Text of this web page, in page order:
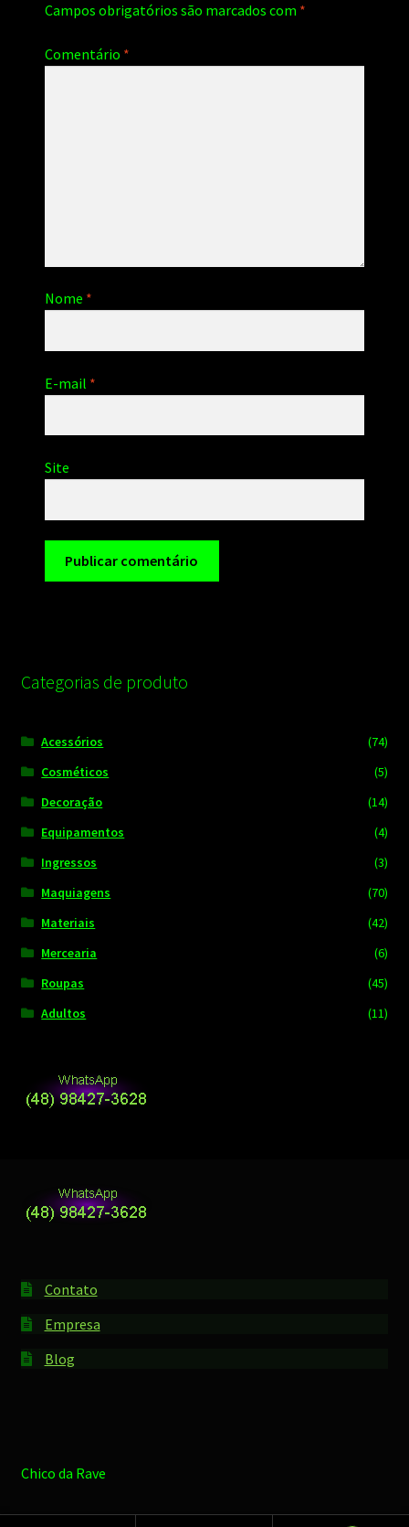
Campos obrigatórios são marcados com *
Comentário *
Nome *
E-mail *
Site
Categorias de produto
Acessórios
(74)
Cosméticos
(5)
Decoração
(14)
Equipamentos
(4)
Ingressos
(3)
Maquiagens
(70)
Materiais
(42)
Mercearia
(6)
Roupas
(45)
Adultos
(11)
Contato
Empresa
Blog
Chico da Rave